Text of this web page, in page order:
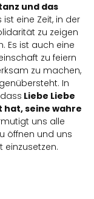
und das
ist eine Zeit, in der
zu zeigen
Es ist auch eine
zu feiern
zu machen,
In
Liebe Liebe
hat, seine wahre
uns alle
öffnen und uns
einzusetzen.